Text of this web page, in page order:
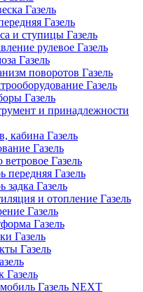
Газель
Газель
и ступицы Газель
рулевое Газель
Газель
поворотов Газель
Газель
Газель
и принадлежности
кабина Газель
Газель
Газель
передняя Газель
задка Газель
и отопление Газель
Газель
Газель
Газель
Газель
Газель
Газель NEXT